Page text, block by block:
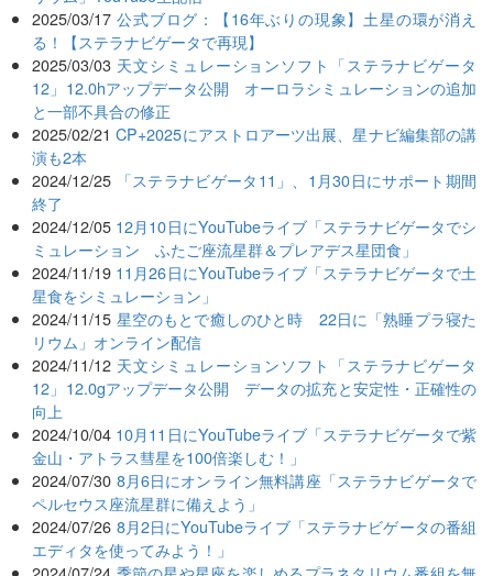
2025/03/17 公式ブログ：【16年ぶりの現象】土星の環が消え
る！【ステラナビゲータで再現】
2025/03/03 天文シミュレーションソフト「ステラナビゲータ
12」12.0hアップデータ公開 オーロラシミュレーションの追加
と一部不具合の修正
2025/02/21 CP+2025にアストロアーツ出展、星ナビ編集部の講
演も2本
2024/12/25
「ステラナビゲータ11」、1月30日にサポート期間
終了
2024/12/05 12月10日にYouTubeライブ「ステラナビゲータでシ
ミュレーション ふたご座流星群＆プレアデス星団食」
2024/11/19 11月26日にYouTubeライブ「ステラナビゲータで土
星食をシミュレーション」
2024/11/15 星空のもとで癒しのひと時 22日に「熟睡プラ寝た
リウム」オンライン配信
2024/11/12 天文シミュレーションソフト「ステラナビゲータ
12」12.0gアップデータ公開 データの拡充と安定性・正確性の
向上
2024/10/04 10月11日にYouTubeライブ「ステラナビゲータで紫
金山・アトラス彗星を100倍楽しむ！」
2024/07/30 8月6日にオンライン無料講座「ステラナビゲータで
ペルセウス座流星群に備えよう」
2024/07/26 8月2日にYouTubeライブ「ステラナビゲータの番組
エディタを使ってみよう！」